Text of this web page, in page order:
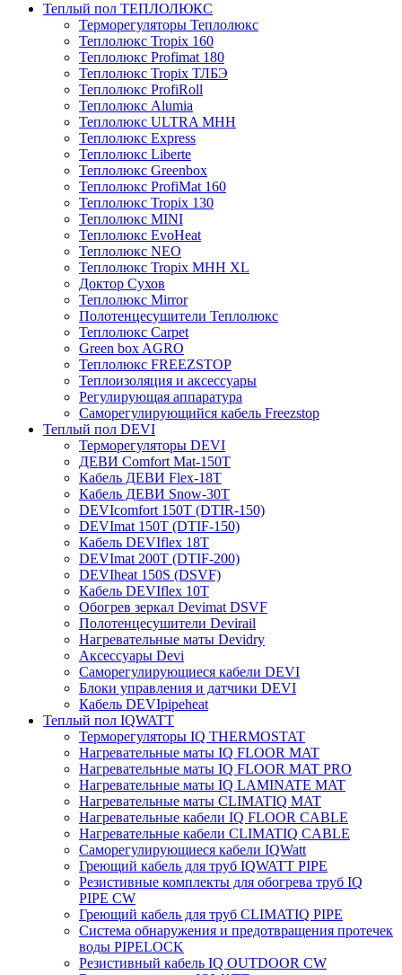
Теплый пол ТЕПЛОЛЮКС
Терморегуляторы Теплолюкс
Теплолюкс Tropix 160
Теплолюкс Profimat 180
Теплолюкс Tropix ТЛБЭ
Теплолюкс ProfiRoll
Теплолюкс Alumia
Теплолюкс ULTRA МНН
Теплолюкс Express
Теплолюкс Liberte
Теплолюкс Greenbox
Теплолюкс ProfiMat 160
Теплолюкс Tropix 130
Теплолюкс MINI
Теплолюкс EvoHeat
Теплолюкс NEO
Теплолюкс Tropix МНН XL
Доктор Сухов
Теплолюкс Mirror
Полотенцесушители Теплолюкс
Теплолюкс Carpet
Green box AGRO
Теплолюкс FREEZSTOP
Теплоизоляция и аксессуары
Регулирующая аппаратура
Cаморегулирующийся кабель Freezstop
Теплый пол DEVI
Терморегуляторы DEVI
ДЕВИ Comfort Mat-150T
Кабель ДЕВИ Flex-18T
Кабель ДЕВИ Snow-30T
DEVIcomfort 150T (DTIR-150)
DEVImat 150T (DTIF-150)
Кабель DEVIflex 18T
DEVImat 200T (DTIF-200)
DEVIheat 150S (DSVF)
Кабель DEVIflex 10T
Обогрев зеркал Devimat DSVF
Полотенцесушители Devirail
Нагревательные маты Devidry
Аксессуары Devi
Саморегулирующиеся кабели DEVI
Блоки управления и датчики DEVI
Кабель DEVIpipeheat
Теплый пол IQWATT
Терморегуляторы IQ THERMOSTAT
Нагревательные маты IQ FLOOR MAT
Нагревательные маты IQ FLOOR MAT PRO
Нагревательные маты IQ LAMINATE MAT
Нагревательные маты CLIMATIQ MAT
Нагревательные кабели IQ FLOOR CABLE
Нагревательные кабели CLIMATIQ CABLE
Саморегулирующиеся кабели IQWatt
Греющий кабель для труб IQWATT PIPE
Резистивные комплекты для обогрева труб IQ
PIPE CW
Греющий кабель для труб CLIMATIQ PIPE
Система обнаружения и предотвращения протечек
воды PIPELOCK
Резистивный кабель IQ OUTDOOR CW